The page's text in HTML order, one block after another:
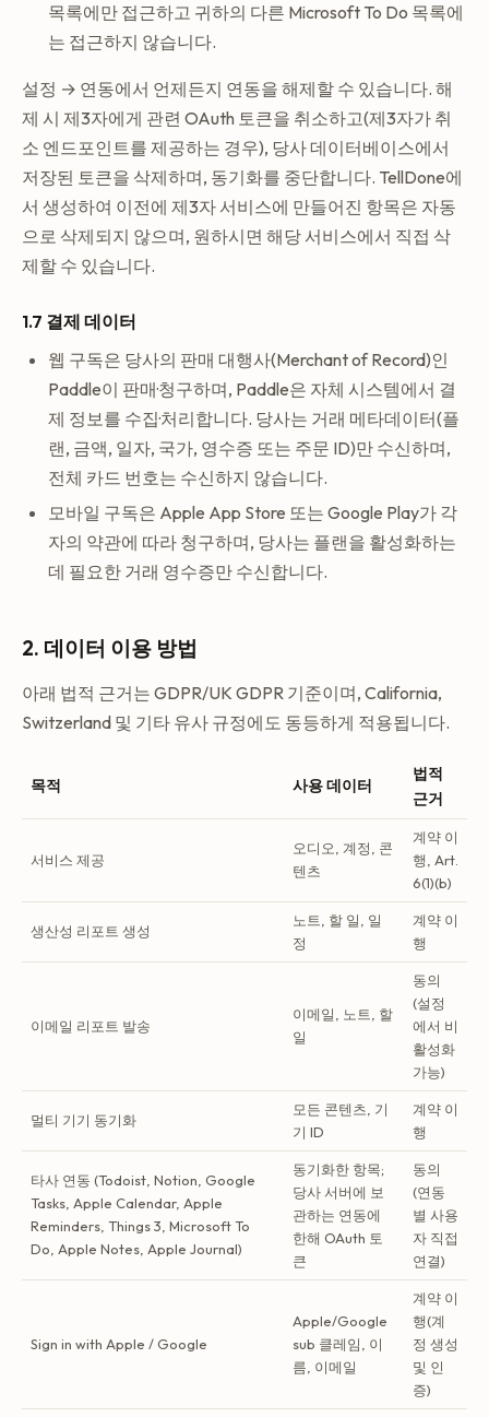
목록에만 접근하고 귀하의 다른 Microsoft To Do 목록에
는 접근하지 않습니다.
설정 → 연동에서 언제든지 연동을 해제할 수 있습니다. 해
제 시 제3자에게 관련 OAuth 토큰을 취소하고(제3자가 취
소 엔드포인트를 제공하는 경우), 당사 데이터베이스에서
저장된 토큰을 삭제하며, 동기화를 중단합니다. TellDone에
서 생성하여 이전에 제3자 서비스에 만들어진 항목은 자동
으로 삭제되지 않으며, 원하시면 해당 서비스에서 직접 삭
제할 수 있습니다.
1.7 결제 데이터
웹 구독은 당사의 판매 대행사(Merchant of Record)인
Paddle이 판매·청구하며, Paddle은 자체 시스템에서 결
제 정보를 수집·처리합니다. 당사는 거래 메타데이터(플
랜, 금액, 일자, 국가, 영수증 또는 주문 ID)만 수신하며,
전체 카드 번호는 수신하지 않습니다.
모바일 구독은 Apple App Store 또는 Google Play가 각
자의 약관에 따라 청구하며, 당사는 플랜을 활성화하는
데 필요한 거래 영수증만 수신합니다.
2. 데이터 이용 방법
아래 법적 근거는 GDPR/UK GDPR 기준이며, California,
Switzerland 및 기타 유사 규정에도 동등하게 적용됩니다.
목적 사용 데이터
법적
근거
서비스 제공
오디오, 계정, 콘
텐츠
계약 이
행, Art.
6(1)(b)
생산성 리포트 생성
노트, 할 일, 일
정
계약 이
행
이메일 리포트 발송
이메일, 노트, 할
일
동의
(설정
에서 비
활성화
가능)
멀티 기기 동기화
모든 콘텐츠, 기
기 ID
계약 이
행
타사 연동 (Todoist, Notion, Google
Tasks, Apple Calendar, Apple
Reminders, Things 3, Microsoft To
Do, Apple Notes, Apple Journal)
동기화한 항목;
당사 서버에 보
관하는 연동에
한해 OAuth 토
큰
동의
(연동
별 사용
자 직접
연결)
Sign in with Apple / Google
Apple/Google
sub 클레임, 이
름, 이메일
계약 이
행(계
정 생성
및 인
증)